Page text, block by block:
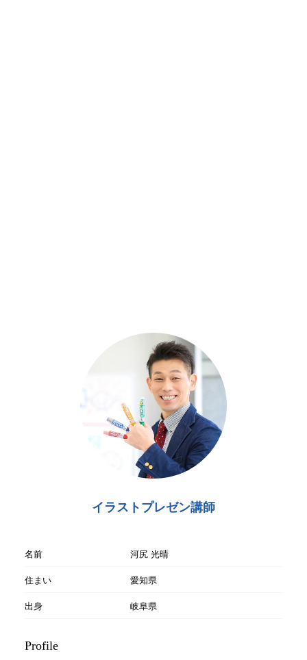
イラストプレゼン講師
名前
河尻 光晴
住まい
愛知県
出身
岐阜県
Profile